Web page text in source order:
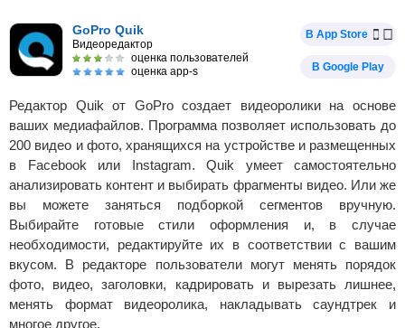
GoPro Quik
Видеоредактор
оценка пользователей
оценка app-s
В App Store
В Google Play
Редактор Quik от GoPro создает видеоролики на основе
ваших медиафайлов. Программа позволяет использовать до
200 видео и фото, хранящихся на устройстве и размещенных
в Facebook или Instagram. Quik умеет самостоятельно
анализировать контент и выбирать фрагменты видео. Или же
вы можете заняться подборкой сегментов вручную.
Выбирайте готовые стили оформления и, в случае
необходимости, редактируйте их в соответствии с вашим
вкусом. В редакторе пользователи могут менять порядок
фото, видео, заголовки, кадрировать и вырезать лишнее,
менять формат видеоролика, накладывать саундтрек и
многое другое.